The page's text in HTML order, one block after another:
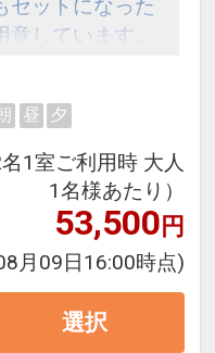
ットになった
しています。
昼 夕
1室ご利用時 大人
1名様あたり）
53,500円
月09日16:00時点)
選択